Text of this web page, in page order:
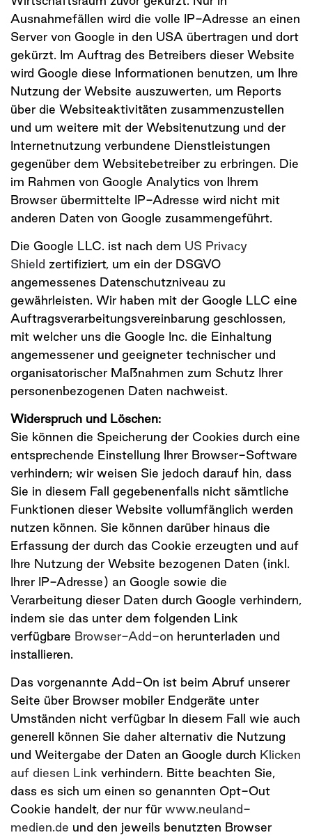
Ausnahmefällen wird die volle IP-Adresse an einen
Server von Google in den USA übertragen und dort
gekürzt. Im Auftrag des Betreibers dieser Website
wird Google diese Informationen benutzen, um Ihre
Nutzung der Website auszuwerten, um Reports
über die Websiteaktivitäten zusammenzustellen
und um weitere mit der Websitenutzung und der
Internetnutzung verbundene Dienstleistungen
gegenüber dem Websitebetreiber zu erbringen. Die
im Rahmen von Google Analytics von Ihrem
Browser übermittelte IP-Adresse wird nicht mit
anderen Daten von Google zusammengeführt.
Die Google LLC. ist nach dem US Privacy
Shield zertifiziert, um ein der DSGVO
angemessenes Datenschutzniveau zu
gewährleisten. Wir haben mit der Google LLC eine
Auftragsverarbeitungsvereinbarung geschlossen,
mit welcher uns die Google Inc. die Einhaltung
angemessener und geeigneter technischer und
organisatorischer Maßnahmen zum Schutz Ihrer
personenbezogenen Daten nachweist.
Widerspruch und Löschen:
Sie können die Speicherung der Cookies durch eine
entsprechende Einstellung Ihrer Browser-Software
verhindern; wir weisen Sie jedoch darauf hin, dass
Sie in diesem Fall gegebenenfalls nicht sämtliche
Funktionen dieser Website vollumfänglich werden
nutzen können. Sie können darüber hinaus die
Erfassung der durch das Cookie erzeugten und auf
Ihre Nutzung der Website bezogenen Daten (inkl.
Ihrer IP-Adresse) an Google sowie die
Verarbeitung dieser Daten durch Google verhindern,
indem sie das unter dem folgenden Link
verfügbare Browser-Add-on herunterladen und
installieren.
Das vorgenannte Add-On ist beim Abruf unserer
Seite über Browser mobiler Endgeräte unter
Umständen nicht verfügbar In diesem Fall wie auch
generell können Sie daher alternativ die Nutzung
und Weitergabe der Daten an Google durch Klicken
auf diesen Link verhindern. Bitte beachten Sie,
dass es sich um einen so genannten Opt-Out
Cookie handelt, der nur für www.neuland-
medien.de und den jeweils benutzten Browser